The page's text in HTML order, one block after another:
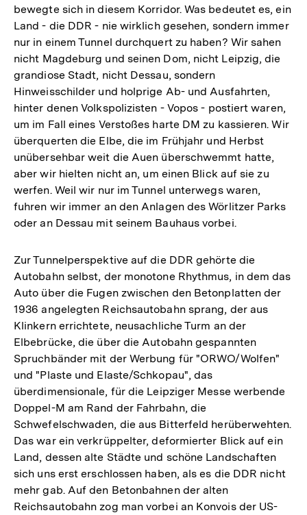
bewegte sich in diesem Korridor. Was bedeutet es, ein
Land - die DDR - nie wirklich gesehen, sondern immer
nur in einem Tunnel durchquert zu haben? Wir sahen
nicht Magdeburg und seinen Dom, nicht Leipzig, die
grandiose Stadt, nicht Dessau, sondern
Hinweisschilder und holprige Ab- und Ausfahrten,
hinter denen Volkspolizisten - Vopos - postiert waren,
um im Fall eines Verstoßes harte DM zu kassieren. Wir
überquerten die Elbe, die im Frühjahr und Herbst
unübersehbar weit die Auen überschwemmt hatte,
aber wir hielten nicht an, um einen Blick auf sie zu
werfen. Weil wir nur im Tunnel unterwegs waren,
fuhren wir immer an den Anlagen des Wörlitzer Parks
oder an Dessau mit seinem Bauhaus vorbei.
Zur Tunnelperspektive auf die DDR gehörte die
Autobahn selbst, der monotone Rhythmus, in dem das
Auto über die Fugen zwischen den Betonplatten der
1936 angelegten Reichsautobahn sprang, der aus
Klinkern errichtete, neusachliche Turm an der
Elbebrücke, die über die Autobahn gespannten
Spruchbänder mit der Werbung für "ORWO/Wolfen"
und "Plaste und Elaste/Schkopau", das
überdimensionale, für die Leipziger Messe werbende
Doppel-M am Rand der Fahrbahn, die
Schwefelschwaden, die aus Bitterfeld herüberwehten.
Das war ein verkrüppelter, deformierter Blick auf ein
Land, dessen alte Städte und schöne Landschaften
sich uns erst erschlossen haben, als es die DDR nicht
mehr gab. Auf den Betonbahnen der alten
Reichsautobahn zog man vorbei an Konvois der US-